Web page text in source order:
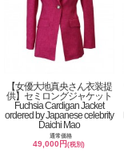
【女優大地真央さん衣装提
供】セミロングジャケット
Fuchsia Cardigan Jacket
ordered by Japanese celebrity
Daichi Mao
通常価格
49,000円(税別)